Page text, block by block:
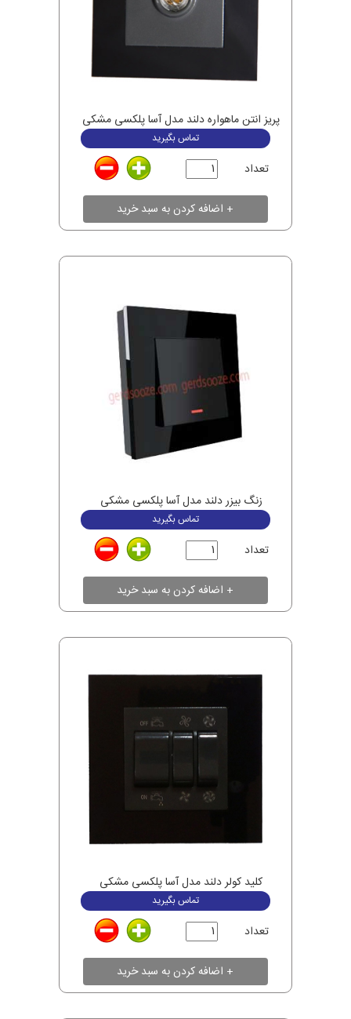
پریز انتن ماهواره دلند مدل آسا پلکسی مشکی
تماس بگیرید
تعداد
زنگ بیزر دلند مدل آسا پلکسی مشکی
تماس بگیرید
تعداد
کلید کولر دلند مدل آسا پلکسی مشکی
تماس بگیرید
تعداد